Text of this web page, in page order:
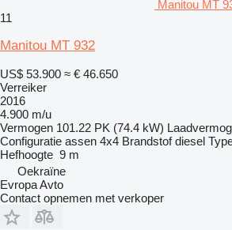
Manitou MT
11
Manitou MT 932
US$ 53.900 ≈ € 46.650
Verreiker
2016
4.900 m/u
Vermogen 101.22 PK (74.4 kW)
Configuratie assen 4x4 Brandstof diesel
Hefhoogte 9 m
Oekraïne
Evropa Avto
Contact opnemen met verkoper